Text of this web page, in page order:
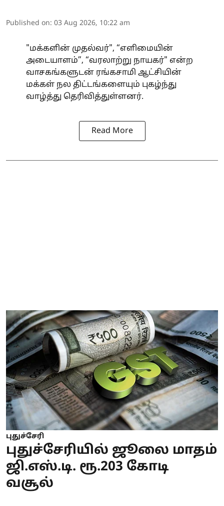
Published on: 03 Aug 2026, 10:22 am
"மக்களின் முதல்வர்", “எளிமையின்
அடையாளம்”, “வரலாற்று நாயகர்" என்ற
வாசகங்களுடன் ரங்கசாமி ஆட்சியின்
மக்கள் நல திட்டங்களையும் புகழ்ந்து
வாழ்த்து தெரிவித்துள்ளனர்.
Read More
புதுச்சேரி
புதுச்சேரியில் ஜூலை மாதம்
ஜி.எஸ்.டி. ரூ.203 கோடி
வசூல்